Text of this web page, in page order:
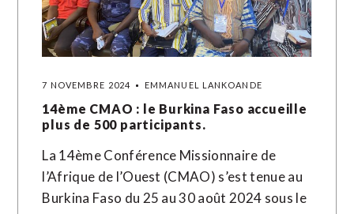
7 NOVEMBRE 2024 EMMANUEL LANKOANDE
14ème CMAO : le Burkina Faso accueille
plus de 500 participants.
La 14ème Conférence Missionnaire de
l’Afrique de l’Ouest (CMAO) s’est tenue au
Burkina Faso du 25 au 30 août 2024 sous le